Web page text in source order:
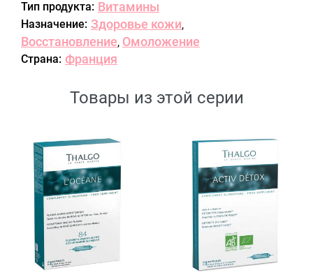
Тип продукта: Витамины
Назначение: Здоровье кожи,
Восстановление, Омоложение
Страна: Франция
Товары из этой серии